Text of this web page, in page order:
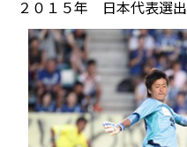
２０１５年 日本代表選出